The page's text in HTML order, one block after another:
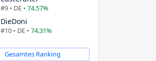
#9 • DE • 74.57%
DieDoni
#10 • DE • 74.31%
Gesamtes Ranking